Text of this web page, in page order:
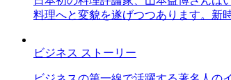
料理へと変貌を遂げつつあります。新
ビジネス ストーリー